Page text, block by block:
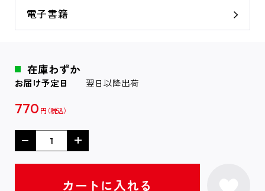
電子書籍
在庫わずか
お届け予定日 翌日以降出荷
770 円